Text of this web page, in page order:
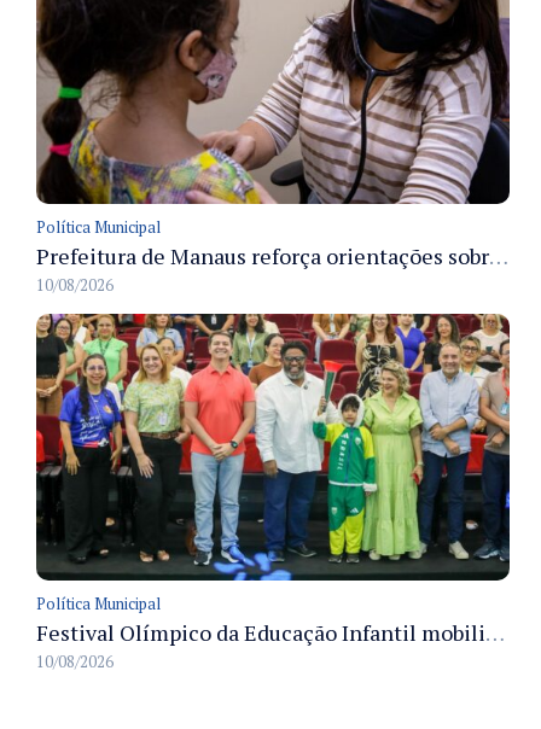
Política Municipal
Prefeitura de Manaus reforça orientações sobre hidratação infantil para prevenir desidratação e agravos no verão
10/08/2026
Política Municipal
Festival Olímpico da Educação Infantil mobiliza 36 mil crianças em Manaus e encerra programação da Semed
10/08/2026